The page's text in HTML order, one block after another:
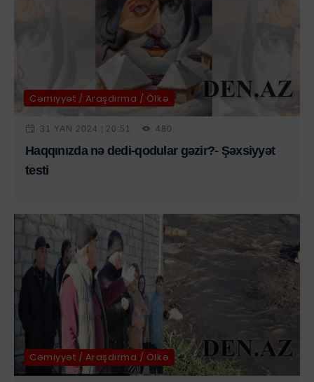
Cəmiyyət / Araşdırma / Ölkə
31 YAN 2024 | 20:51 480
Haqqınızda nə dedi-qodular gəzir?- Şəxsiyyət
testi
Cəmiyyət / Araşdırma / Ölkə